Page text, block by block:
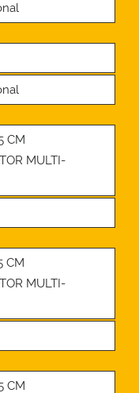
CM
MULTI-
CM
MULTI-
CM